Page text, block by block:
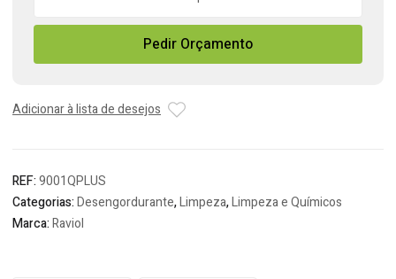
Desengordurante
Pistolas
25L
Pedir Orçamento
Adicionar à lista de desejos
REF:9001QPLUS
Categorias:Desengordurante,Limpeza,Limpeza e Químicos
Marca:Raviol